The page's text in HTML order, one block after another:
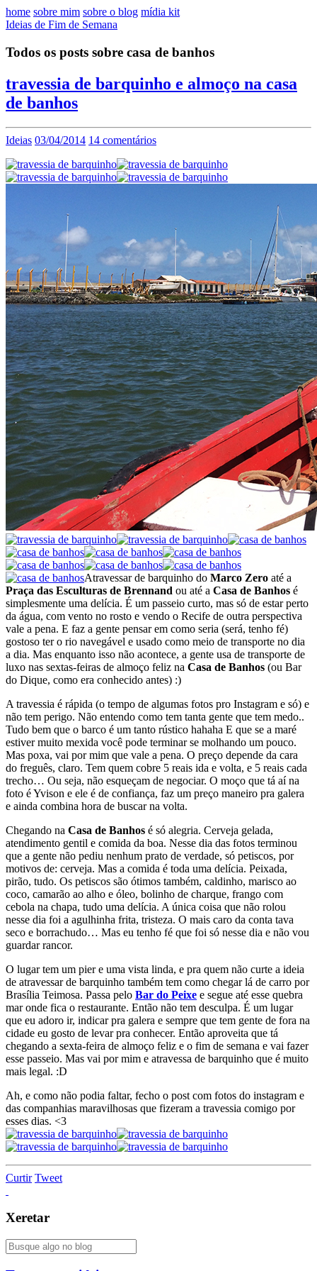
home sobre mim sobre o blog mídia kit
Ideias de Fim de Semana
Todos os posts sobre casa de banhos
travessia de barquinho e almoço na casa
de banhos
Ideias 03/04/2014 14 comentários
Atravessar de barquinho do Marco Zero até a
Praça das Esculturas de Brennand ou até a Casa de Banhos é
simplesmente uma delícia. É um passeio curto, mas só de estar perto
da água, com vento no rosto e vendo o Recife de outra perspectiva
vale a pena. E faz a gente pensar em como seria (será, tenho fé)
gostoso ter o rio navegável e usado como meio de transporte no dia
a dia. Mas enquanto isso não acontece, a gente usa de transporte de
luxo nas sextas-feiras de almoço feliz na Casa de Banhos (ou Bar
do Dique, como era conhecido antes) :)
A travessia é rápida (o tempo de algumas fotos pro Instagram e só) e
não tem perigo. Não entendo como tem tanta gente que tem medo..
Tudo bem que o barco é um tanto rústico hahaha E que se a maré
estiver muito mexida você pode terminar se molhando um pouco.
Mas poxa, vai por mim que vale a pena. O preço depende da cara
do freguês, claro. Tem quem cobre 5 reais ida e volta, e 5 reais cada
trecho… Ou seja, não esqueçam de negociar. O moço que tá aí na
foto é Yvison e ele é de confiança, faz um preço maneiro pra galera
e ainda combina hora de buscar na volta.
Chegando na Casa de Banhos é só alegria. Cerveja gelada,
atendimento gentil e comida da boa. Nesse dia das fotos terminou
que a gente não pediu nenhum prato de verdade, só petiscos, por
motivos de: cerveja. Mas a comida é toda uma delícia. Peixada,
pirão, tudo. Os petiscos são ótimos também, caldinho, marisco ao
coco, camarão ao alho e óleo, bolinho de charque, frango com
cebola na chapa, tudo uma delícia. A única coisa que não rolou
nesse dia foi a agulhinha frita, tristeza. O mais caro da conta tava
seco e borrachudo… Mas eu tenho fé que foi só nesse dia e não vou
guardar rancor.
O lugar tem um pier e uma vista linda, e pra quem não curte a ideia
de atravessar de barquinho também tem como chegar lá de carro por
Brasília Teimosa. Passa pelo Bar do Peixe e segue até esse quebra
mar onde fica o restaurante. Então não tem desculpa. É um lugar
que eu adoro ir, indicar pra galera e sempre que tem gente de fora na
cidade eu gosto de levar pra conhecer. Então aproveita que tá
chegando a sexta-feira de almoço feliz e o fim de semana e vai fazer
esse passeio. Mas vai por mim e atravessa de barquinho que é muito
mais legal. :D
Ah, e como não podia faltar, fecho o post com fotos do instagram e
das companhias maravilhosas que fizeram a travessia comigo por
esses dias. <3
Curtir Tweet
Xeretar